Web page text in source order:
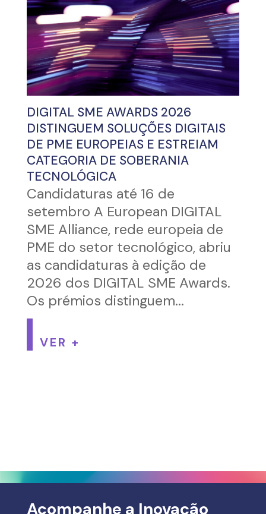
DIGITAL SME AWARDS 2026
DISTINGUEM SOLUÇÕES DIGITAIS
DE PME EUROPEIAS E ESTREIAM
CATEGORIA DE SOBERANIA
TECNOLÓGICA
Candidaturas até 16 de
setembro A European DIGITAL
SME Alliance, rede europeia de
PME do setor tecnológico, abriu
as candidaturas à edição de
2026 dos DIGITAL SME Awards.
Os prémios distinguem...
VER +
Acompanhe a Inovação